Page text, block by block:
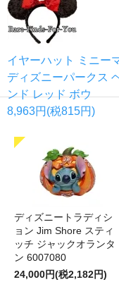
イヤーハット ミニー
ディズニーパークス
ンド レッド ボウ
8,963円(税815円)
ディズニートラディシ
ョン Jim Shore スティ
ッチ ジャックオランタ
ン 6007080
24,000円(税2,182円)